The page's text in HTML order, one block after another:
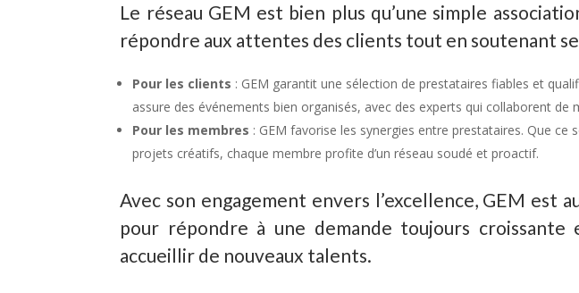
Le réseau GEM est bien plus qu’une simple
répondre aux attentes des clients tout en soutenant
Pour les clients : GEM garantit une sélection de prestataires fiables et
assure des événements bien organisés, avec des experts qui collaborent de
Pour les membres : GEM favorise les synergies entre prestataires. Que
projets créatifs, chaque membre profite d’un réseau soudé et proactif.
Avec son engagement envers l’excellence, GEM est
pour répondre à une demande toujours
accueillir de nouveaux talents.